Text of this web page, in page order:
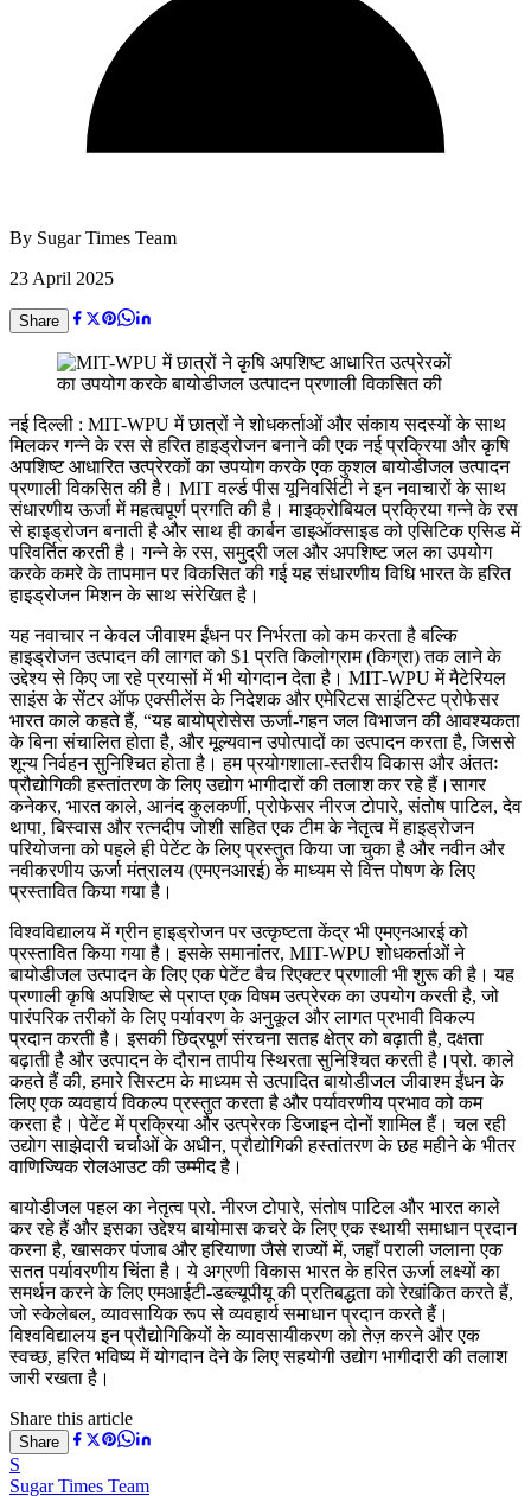
By Sugar Times Team
23 April 2025
Share
नई दिल्ली : MIT-WPU में छात्रों ने शोधकर्ताओं और संकाय सदस्यों के साथ
मिलकर गन्ने के रस से हरित हाइड्रोजन बनाने की एक नई प्रक्रिया और कृषि
अपशिष्ट आधारित उत्प्रेरकों का उपयोग करके एक कुशल बायोडीजल उत्पादन
प्रणाली विकसित की है। MIT वर्ल्ड पीस यूनिवर्सिटी ने इन नवाचारों के साथ
संधारणीय ऊर्जा में महत्वपूर्ण प्रगति की है। माइक्रोबियल प्रक्रिया गन्ने के रस
से हाइड्रोजन बनाती है और साथ ही कार्बन डाइऑक्साइड को एसिटिक एसिड में
परिवर्तित करती है। गन्ने के रस, समुद्री जल और अपशिष्ट जल का उपयोग
करके कमरे के तापमान पर विकसित की गई यह संधारणीय विधि भारत के हरित
हाइड्रोजन मिशन के साथ संरेखित है।
यह नवाचार न केवल जीवाश्म ईंधन पर निर्भरता को कम करता है बल्कि
हाइड्रोजन उत्पादन की लागत को $1 प्रति किलोग्राम (किग्रा) तक लाने के
उद्देश्य से किए जा रहे प्रयासों में भी योगदान देता है। MIT-WPU में मैटेरियल
साइंस के सेंटर ऑफ एक्सीलेंस के निदेशक और एमेरिटस साइंटिस्ट प्रोफेसर
भारत काले कहते हैं, “यह बायोप्रोसेस ऊर्जा-गहन जल विभाजन की आवश्यकता
के बिना संचालित होता है, और मूल्यवान उपोत्पादों का उत्पादन करता है, जिससे
शून्य निर्वहन सुनिश्चित होता है। हम प्रयोगशाला-स्तरीय विकास और अंततः
प्रौद्योगिकी हस्तांतरण के लिए उद्योग भागीदारों की तलाश कर रहे हैं।सागर
कनेकर, भारत काले, आनंद कुलकर्णी, प्रोफेसर नीरज टोपारे, संतोष पाटिल, देव
थापा, बिस्वास और रत्नदीप जोशी सहित एक टीम के नेतृत्व में हाइड्रोजन
परियोजना को पहले ही पेटेंट के लिए प्रस्तुत किया जा चुका है और नवीन और
नवीकरणीय ऊर्जा मंत्रालय (एमएनआरई) के माध्यम से वित्त पोषण के लिए
प्रस्तावित किया गया है।
विश्वविद्यालय में ग्रीन हाइड्रोजन पर उत्कृष्टता केंद्र भी एमएनआरई को
प्रस्तावित किया गया है। इसके समानांतर, MIT-WPU शोधकर्ताओं ने
बायोडीजल उत्पादन के लिए एक पेटेंट बैच रिएक्टर प्रणाली भी शुरू की है। यह
प्रणाली कृषि अपशिष्ट से प्राप्त एक विषम उत्प्रेरक का उपयोग करती है, जो
पारंपरिक तरीकों के लिए पर्यावरण के अनुकूल और लागत प्रभावी विकल्प
प्रदान करती है। इसकी छिद्रपूर्ण संरचना सतह क्षेत्र को बढ़ाती है, दक्षता
बढ़ाती है और उत्पादन के दौरान तापीय स्थिरता सुनिश्चित करती है।प्रो. काले
कहते हैं की, हमारे सिस्टम के माध्यम से उत्पादित बायोडीजल जीवाश्म ईंधन के
लिए एक व्यवहार्य विकल्प प्रस्तुत करता है और पर्यावरणीय प्रभाव को कम
करता है। पेटेंट में प्रक्रिया और उत्प्रेरक डिजाइन दोनों शामिल हैं। चल रही
उद्योग साझेदारी चर्चाओं के अधीन, प्रौद्योगिकी हस्तांतरण के छह महीने के भीतर
वाणिज्यिक रोलआउट की उम्मीद है।
बायोडीजल पहल का नेतृत्व प्रो. नीरज टोपारे, संतोष पाटिल और भारत काले
कर रहे हैं और इसका उद्देश्य बायोमास कचरे के लिए एक स्थायी समाधान प्रदान
करना है, खासकर पंजाब और हरियाणा जैसे राज्यों में, जहाँ पराली जलाना एक
सतत पर्यावरणीय चिंता है। ये अग्रणी विकास भारत के हरित ऊर्जा लक्ष्यों का
समर्थन करने के लिए एमआईटी-डब्ल्यूपीयू की प्रतिबद्धता को रेखांकित करते हैं,
जो स्केलेबल, व्यावसायिक रूप से व्यवहार्य समाधान प्रदान करते हैं।
विश्वविद्यालय इन प्रौद्योगिकियों के व्यावसायीकरण को तेज़ करने और एक
स्वच्छ, हरित भविष्य में योगदान देने के लिए सहयोगी उद्योग भागीदारी की तलाश
जारी रखता है।
Share this article
Share
S
Sugar Times Team